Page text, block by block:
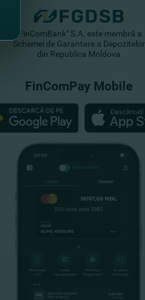
"FinComBank" S.A. este membră a
Schemei de Garantare a Depozitelor
din Republica Moldova
FinComPay Mobile